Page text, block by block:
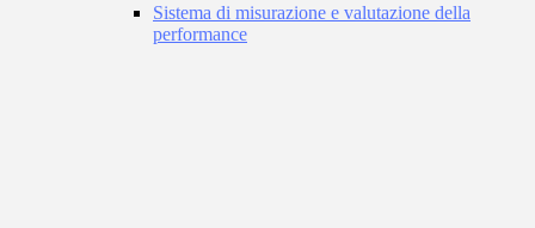
Sistema di misurazione e valutazione della
performance